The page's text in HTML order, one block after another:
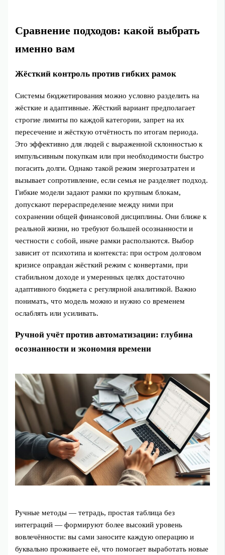
Сравнение подходов: какой выбрать
именно вам
Жёсткий контроль против гибких рамок
Системы бюджетирования можно условно разделить на
жёсткие и адаптивные. Жёсткий вариант предполагает
строгие лимиты по каждой категории, запрет на их
пересечение и жёсткую отчётность по итогам периода.
Это эффективно для людей с выраженной склонностью к
импульсивным покупкам или при необходимости быстро
погасить долги. Однако такой режим энергозатратен и
вызывает сопротивление, если семья не разделяет подход.
Гибкие модели задают рамки по крупным блокам,
допускают перераспределение между ними при
сохранении общей финансовой дисциплины. Они ближе к
реальной жизни, но требуют большей осознанности и
честности с собой, иначе рамки расползаются. Выбор
зависит от психотипа и контекста: при остром долговом
кризисе оправдан жёсткий режим с конвертами, при
стабильном доходе и умеренных целях достаточно
адаптивного бюджета с регулярной аналитикой. Важно
понимать, что модель можно и нужно со временем
ослаблять или усиливать.
Ручной учёт против автоматизации: глубина
осознанности и экономия времени
Ручные методы — тетрадь, простая таблица без
интеграций — формируют более высокий уровень
вовлечённости: вы сами заносите каждую операцию и
буквально проживаете её, что помогает выработать новые